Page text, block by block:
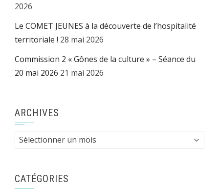
2026
Le COMET JEUNES à la découverte de l’hospitalité
territoriale ! 28 mai 2026
Commission 2 « Gônes de la culture » – Séance du
20 mai 2026 21 mai 2026
ARCHIVES
Archives
CATÉGORIES